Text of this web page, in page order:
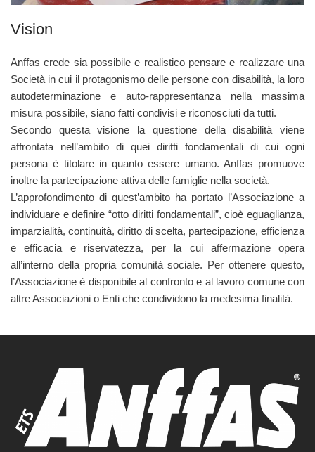
Vision
Anffas crede sia possibile e realistico pensare e realizzare una
Società in cui il protagonismo delle persone con disabilità, la loro
autodeterminazione e auto-rappresentanza nella massima
misura possibile, siano fatti condivisi e riconosciuti da tutti.
Secondo questa visione la questione della disabilità viene
affrontata nell’ambito di quei diritti fondamentali di cui ogni
persona è titolare in quanto essere umano. Anffas promuove
inoltre la partecipazione attiva delle famiglie nella società.
L’approfondimento di quest’ambito ha portato l’Associazione a
individuare e definire “otto diritti fondamentali”, cioè eguaglianza,
imparzialità, continuità, diritto di scelta, partecipazione, efficienza
e efficacia e riservatezza, per la cui affermazione opera
all’interno della propria comunità sociale. Per ottenere questo,
l’Associazione è disponibile al confronto e al lavoro comune con
altre Associazioni o Enti che condividono la medesima finalità.